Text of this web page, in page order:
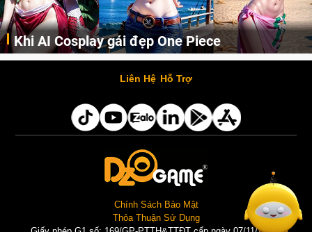
Khi AI Cosplay gái đẹp One Piece
Những cô nàng nóng bỏng Boa Hancock, Nico Robin, Nami, Yamato hay Perona được AI vẽ lại dưới hình thức Cosplay cực kỳ chuẩn chỉnh.
Liên Hệ Hỗ Trợ
Chính Sách Bảo Mật
Thỏa Thuận Sử Dụng